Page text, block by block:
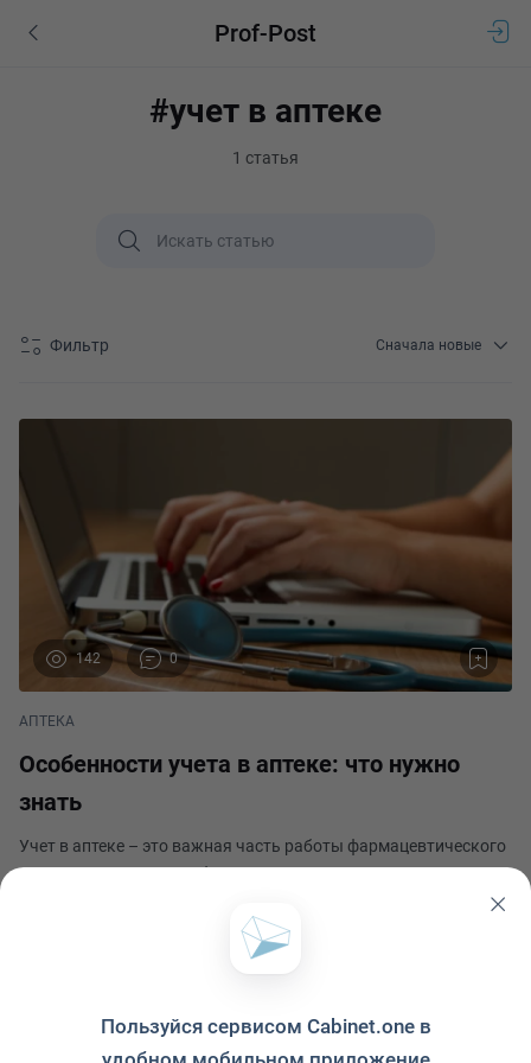
Prof-Post
#учет в аптеке
1 статья
Фильтр Сначала новые
142 0
АПТЕКА
Особенности учета в аптеке: что нужно
знать
Учет в аптеке – это важная часть работы фармацевтического
учреждения, которая обеспечивает точность и прозрачность
медицинских изделий. Учет в аптеке имеет свои особенности,
которые необходимо знать для обеспеч
Опубликовано 25 июня 2024
Пользуйся сервисом Cabinet.one в